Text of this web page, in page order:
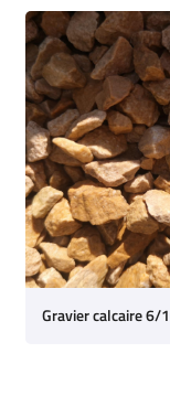
Gravier calcaire 6/